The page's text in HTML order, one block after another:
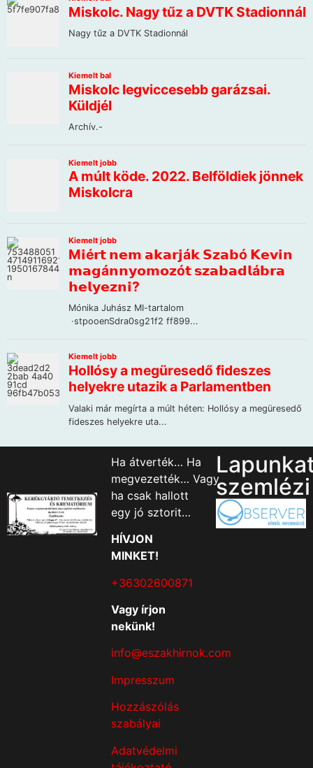
Ha átverték… Ha
megvezették… Vagy
ha csak hallott
egy jó sztorit…
HÍVJON
MINKET!
+36302600871
Vagy írjon
nekünk!
info@eszakhirnok.com
Impresszum
Hozzászólás
szabályai
Adatvédelmi
szemlézi